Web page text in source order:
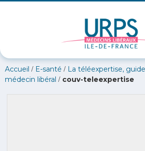
Accueil / E-santé / La téléexpertise,
médecin libéral / couv-teleexpertise